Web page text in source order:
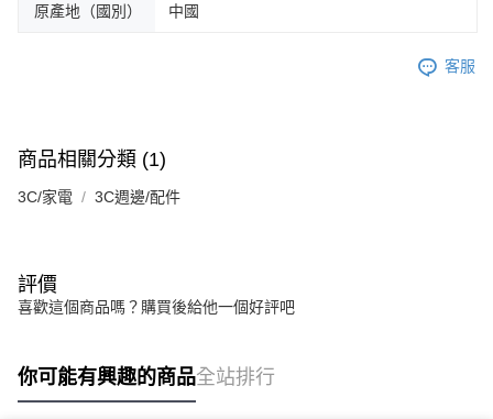
原產地（國別） 中國
客服
商品相關分類 (1)
3C/家電 3C週邊/配件
評價
喜歡這個商品嗎？購買後給他一個好評吧
你可能有興趣的商品全站排行